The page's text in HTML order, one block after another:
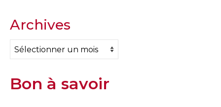
Archives
Archives
Bon à savoir